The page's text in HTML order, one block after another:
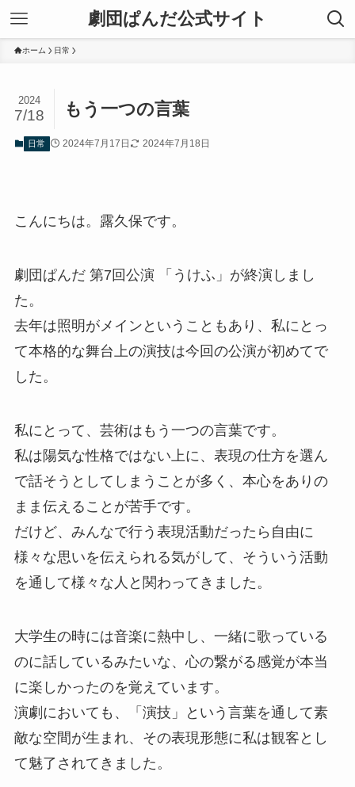
劇団ぱんだ公式サイト
ホーム 日常
もう一つの言葉
2024
7/18
日常 2024年7月17日 2024年7月18日
こんにちは。露久保です。
劇団ぱんだ 第7回公演 「うけふ」が終演しまし
た。
去年は照明がメインということもあり、私にとっ
て本格的な舞台上の演技は今回の公演が初めてで
した。
私にとって、芸術はもう一つの言葉です。
私は陽気な性格ではない上に、表現の仕方を選ん
で話そうとしてしまうことが多く、本心をありの
まま伝えることが苦手です。
だけど、みんなで行う表現活動だったら自由に
様々な思いを伝えられる気がして、そういう活動
を通して様々な人と関わってきました。
大学生の時には音楽に熱中し、一緒に歌っている
のに話しているみたいな、心の繋がる感覚が本当
に楽しかったのを覚えています。
演劇においても、「演技」という言葉を通して素
敵な空間が生まれ、その表現形態に私は観客とし
て魅了されてきました。